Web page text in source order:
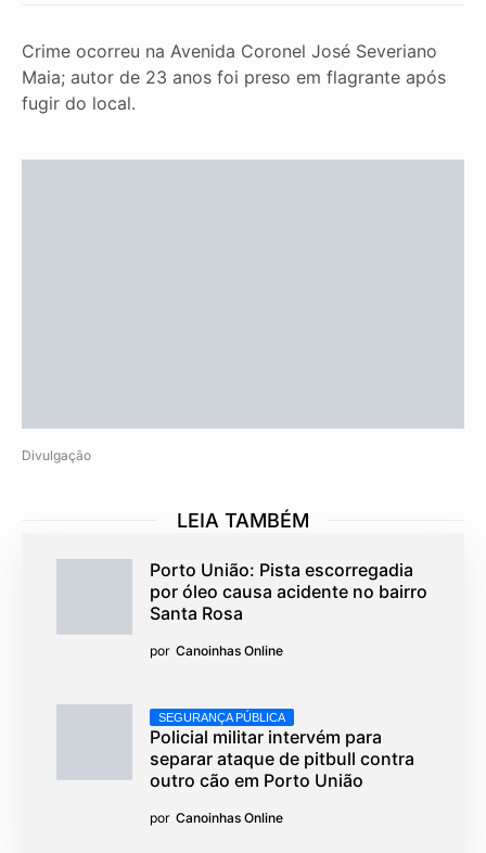
Crime ocorreu na Avenida Coronel José Severiano
Maia; autor de 23 anos foi preso em flagrante após
fugir do local.
Divulgação
LEIA TAMBÉM
Porto União: Pista escorregadia
por óleo causa acidente no bairro
Santa Rosa
por Canoinhas Online
SEGURANÇA PÚBLICA
Policial militar intervém para
separar ataque de pitbull contra
outro cão em Porto União
por Canoinhas Online